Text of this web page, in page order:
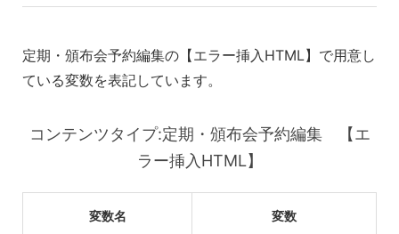
定期・頒布会予約編集の【エラー挿入HTML】で用意し
ている変数を表記しています。
コンテンツタイプ:定期・頒布会予約編集 【エ
ラー挿入HTML】
変数名 変数